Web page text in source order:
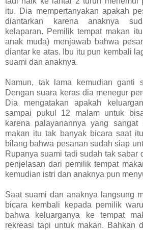
itu. Dia mempertanyakan apakah
diantarkan karena anaknya
kelaparan. Pemilik tempat makan
anak muda) menjawab bahwa
diantar ke atas. Ibu itu pun kembali
suami dan anaknya.
Namun, tak lama kemudian ganti
Dengan suara keras dia menegur
Dia mengatakan apakah
sampai pukul 12 malam untuk
karena palayanannya yang sangat
makan itu tak banyak bicara saat
bilang bahwa pesanan sudah siap
Rupanya suami tadi sudah tak sabar
penjelasan dari pemilik tempat
kemudian istri dan anaknya pun
Saat suami dan anaknya langsung
bicara kembali kepada pemilik
bahwa keluarganya ke tempat
rekreasi tapi untuk makan. Bahkan